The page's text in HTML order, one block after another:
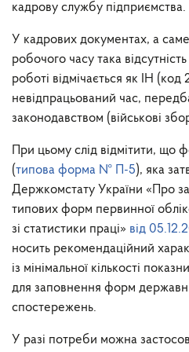
кадрову службу підприємства.
У кадрових документах, а саме
робочого часу така
роботі відмічається як ІН
невідпрацьований час,
законодавством (військові
При цьому слід відмітити, що
(типова форма № П-5), яка
Держкомстату України «Про
типових форм первинної
зі статистики праці» від
носить рекомендаційний
із мінімальної кількості
для заповнення форм
спостережень.
У разі потреби можна